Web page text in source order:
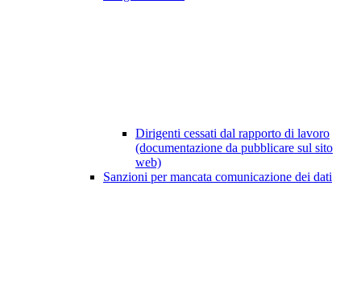
Dirigenti cessati dal rapporto di lavoro
(documentazione da pubblicare sul sito
web)
Sanzioni per mancata comunicazione dei dati